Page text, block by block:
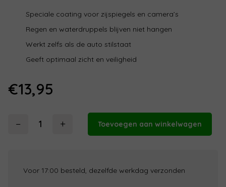
Speciale coating voor zijspiegels en camera’s
Regen en waterdruppels blijven niet hangen
Werkt zelfs als de auto stilstaat
Geeft optimaal zicht en veiligheid
€13,95
− + Toevoegen aan winkelwagen
Voor 17:00 besteld, dezelfde werkdag verzonden